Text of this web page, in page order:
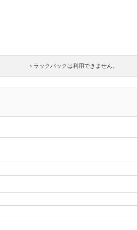
トラックバックは利用できません。